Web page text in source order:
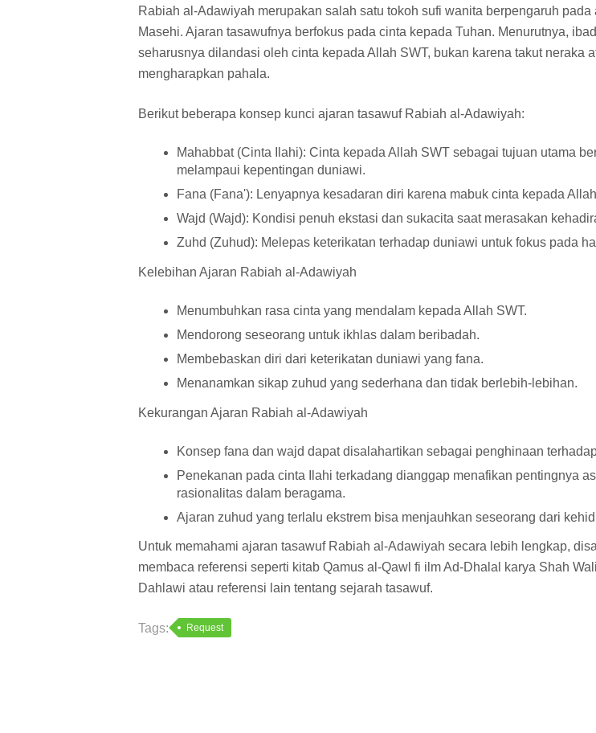
Rabiah al-Adawiyah merupakan salah satu tokoh sufi wanita berpengaruh pada
Masehi. Ajaran tasawufnya berfokus pada cinta kepada Tuhan. Menurutnya,
seharusnya dilandasi oleh cinta kepada Allah SWT, bukan karena takut neraka
mengharapkan pahala.
Berikut beberapa konsep kunci ajaran tasawuf Rabiah al-Adawiyah:
Mahabbat (Cinta Ilahi): Cinta kepada Allah SWT sebagai tujuan utama
melampaui kepentingan duniawi.
Fana (Fana'): Lenyapnya kesadaran diri karena mabuk cinta kepada
Wajd (Wajd): Kondisi penuh ekstasi dan sukacita saat merasakan
Zuhd (Zuhud): Melepas keterikatan terhadap duniawi untuk fokus pada
Kelebihan Ajaran Rabiah al-Adawiyah
Menumbuhkan rasa cinta yang mendalam kepada Allah SWT.
Mendorong seseorang untuk ikhlas dalam beribadah.
Membebaskan diri dari keterikatan duniawi yang fana.
Menanamkan sikap zuhud yang sederhana dan tidak berlebih-lebihan.
Kekurangan Ajaran Rabiah al-Adawiyah
Konsep fana dan wajd dapat disalahartikan sebagai penghinaan
Penekanan pada cinta Ilahi terkadang dianggap menafikan pentingnya
rasionalitas dalam beragama.
Ajaran zuhud yang terlalu ekstrem bisa menjauhkan seseorang dari
Untuk memahami ajaran tasawuf Rabiah al-Adawiyah secara lebih lengkap,
membaca referensi seperti kitab Qamus al-Qawl fi ilm Ad-Dhalal karya Shah
Dahlawi atau referensi lain tentang sejarah tasawuf.
Tags: Request